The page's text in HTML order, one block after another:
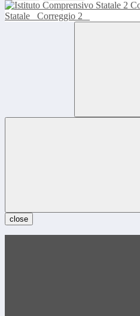
Statale
Correggio 2
close